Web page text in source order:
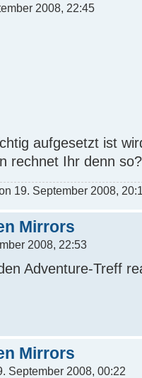
2008, 22:45
aufgesetzt ist
rechnet Ihr denn so?
19. September 2008,
Mirrors
2008, 22:53
Adventure-Treff
Mirrors
September 2008, 00:22